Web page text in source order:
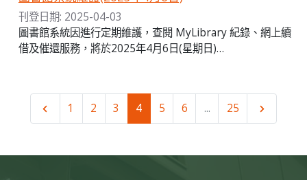
刊登日期: 2025-04-03
圖書館系統因進行定期維護，查閱 MyLibrary 紀錄、網上續
借及催還服務，將於2025年4月6日(星期日)…
1 2 3 4 5 6 ... 25